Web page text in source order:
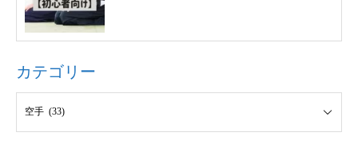
カテゴリー